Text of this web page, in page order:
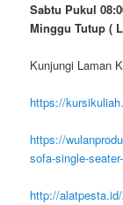
Sabtu Pukul
Minggu Tutup (
Kunjungi Laman
https://
https://
sofa-single-
http://